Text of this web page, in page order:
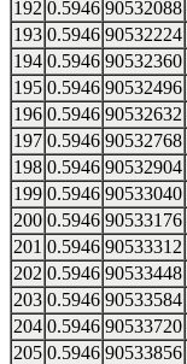
192 0.5946 90532088
193 0.5946 90532224
194 0.5946 90532360
195 0.5946 90532496
196 0.5946 90532632
197 0.5946 90532768
198 0.5946 90532904
199 0.5946 90533040
200 0.5946 90533176
201 0.5946 90533312
202 0.5946 90533448
203 0.5946 90533584
204 0.5946 90533720
205 0.5946 90533856